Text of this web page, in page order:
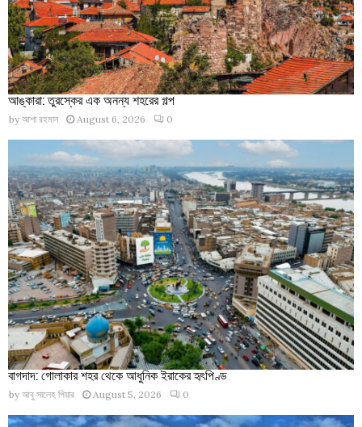
আঙ্কারা: তুরস্কের এক অনন্য শহরের গল্প
by আশা রহমান August 6, 2026 0
বাগদাদ: গোলাকার শহর থেকে আধুনিক ইরাকের হৃৎপিণ্ড
by আবু সালেহ পিয়ার August 5, 2026 0